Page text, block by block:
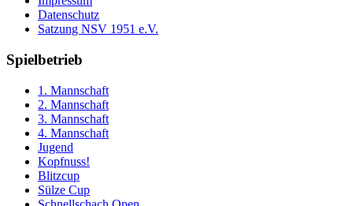
Datenschutz
Satzung NSV 1951 e.V.
Spielbetrieb
1. Mannschaft
2. Mannschaft
3. Mannschaft
4. Mannschaft
Jugend
Kopfnuss!
Blitzcup
Sülze Cup